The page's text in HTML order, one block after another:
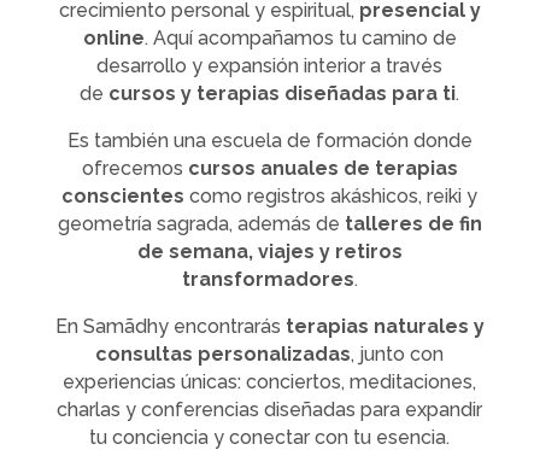
crecimiento personal y espiritual, presencial y
online. Aquí acompañamos tu camino de
desarrollo y expansión interior a través
de cursos y terapias diseñadas para ti.
Es también una escuela de formación donde
ofrecemos cursos anuales de terapias
conscientes como registros akáshicos, reiki y
geometría sagrada, además de talleres de fin
de semana, viajes y retiros
transformadores.
En Samãdhy encontrarás terapias naturales y
consultas personalizadas, junto con
experiencias únicas: conciertos, meditaciones,
charlas y conferencias diseñadas para expandir
tu conciencia y conectar con tu esencia.